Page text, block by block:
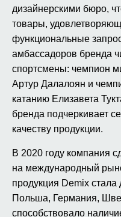
дизайнерскими бюро,
товары,
функциональные
амбассадоров бренда
спортсмены: чемпион
Артур Далалоян и
катанию Елизавета
бренда подчеркивает
качеству продукции.
В 2020 году компания
на международный
продукция Demix стала
Польша, Германия,
способствовало